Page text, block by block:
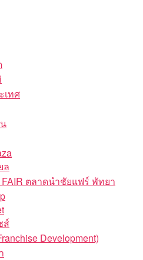
เทศ
ล
FAIR ตลาดนำชัยแฟร์ พัทยา
ส์
Development)